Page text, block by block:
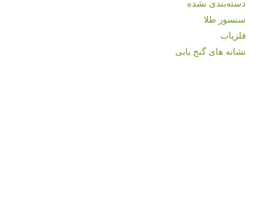
دسته‌بندی نشده
سنسور طلا
فلزیاب
نشانه های گنج یابی